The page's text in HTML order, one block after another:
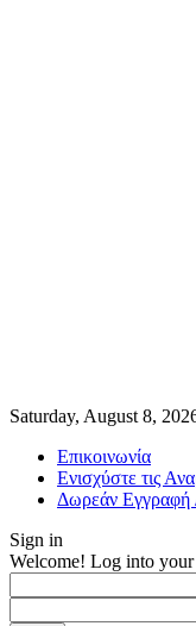
Saturday, August 8,
Επικοινωνία
Ενισχύστε τις
Δωρεάν Εγγραφή
Sign in
Welcome! Log into your